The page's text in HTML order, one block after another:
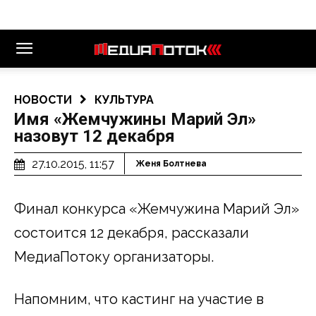
НОВОСТИ КУЛЬТУРА
Имя «Жемчужины Марий Эл»
назовут 12 декабря
27.10.2015, 11:57 Женя Болтнева
Финал конкурса «Жемчужина Марий Эл»
состоится 12 декабря, рассказали
МедиаПотоку организаторы.
Напомним, что кастинг на участие в